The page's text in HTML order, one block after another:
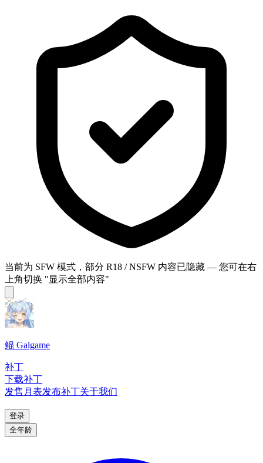
当前为 SFW 模式，部分 R18 / NSFW 内容已隐藏 — 您可在右
上角切换 "显示全部内容"
鲲 Galgame
补丁
下载补丁
发售月表发布补丁关于我们
登录
全年龄